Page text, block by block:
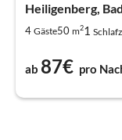
Heiligenberg,
4 Gäste50 m21
ab 87€ pro